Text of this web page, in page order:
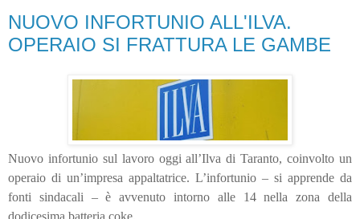
NUOVO INFORTUNIO ALL'ILVA.
OPERAIO SI FRATTURA LE GAMBE
Nuovo infortunio sul lavoro oggi all’Ilva di Taranto, coinvolto un
operaio di un’impresa appaltatrice. L’infortunio – si apprende da
fonti sindacali – è avvenuto intorno alle 14 nella zona della